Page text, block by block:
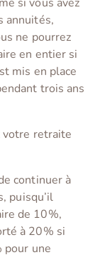
annuités,
ne pourrez
en entier si
mis en place
trois ans
votre retraite
continuer à
puisqu’il
de 10%,
à 20% si
pour une